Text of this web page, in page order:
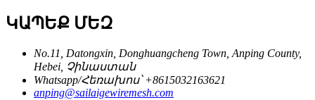
ԿԱՊԵՔ ՄԵԶ
No.11, Datongxin, Donghuangcheng Town, Anping County,
Hebei, Չինաստան
Whatsapp/Հեռախոս՝ +8615032163621
anping@sailaigewiremesh.com